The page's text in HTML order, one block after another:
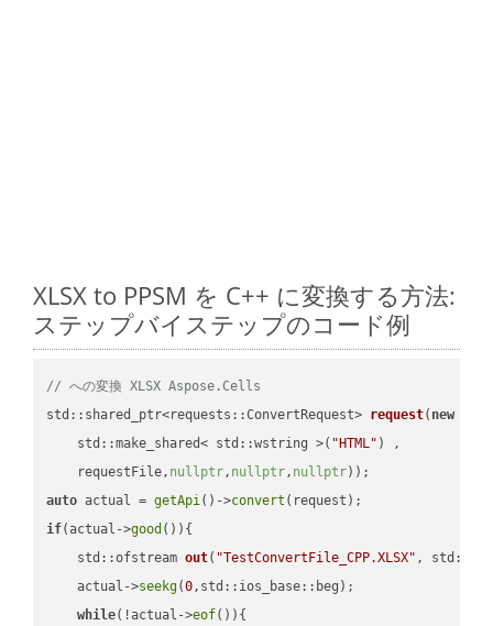
XLSX to PPSM を C++ に変換する方法:
ステップバイステップのコード例
// への変換 XLSX Aspose.Cells
std::shared_ptr<requests::ConvertRequest> request( new
    std::make_shared< std::wstring >(
"HTML" ) ,
    requestFile,
nullptr, nullptr, nullptr))
auto actual = getApi()->convert
if(actual->good ()){
std::ofstream out( "TestConvertFile_CPP.XLSX" ,
    actual->
seekg(0,std::ios_base::beg);
while(!actual->eof()){